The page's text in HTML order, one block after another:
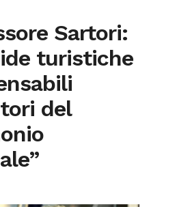
Sartori:
turistiche
del